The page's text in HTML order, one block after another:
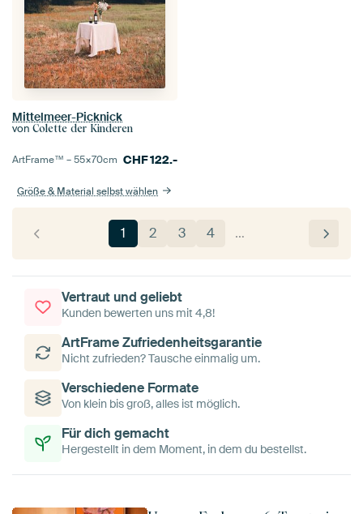
Mittelmeer-Picknick
von Colette der Kinderen
ArtFrame™ –55×70cm CHF122.-
Größe & Material selbst wählen
1 2 3 4 …
Vertraut und geliebt
Kunden bewerten uns mit 4,8!
ArtFrame Zufriedenheitsgarantie
Nicht zufrieden? Tausche einmalig um.
Verschiedene Formate
Von klein bis groß, alles ist möglich.
Für dich gemacht
Hergestellt in dem Moment, in dem du bestellst.